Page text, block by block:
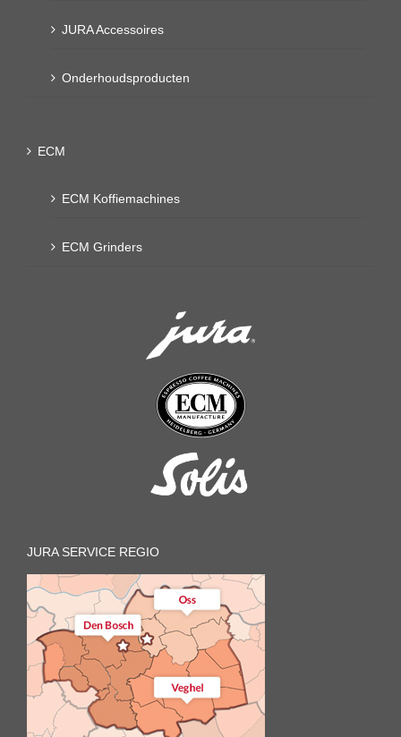
JURA Accessoires
Onderhoudsproducten
ECM
ECM Koffiemachines
ECM Grinders
JURA SERVICE REGIO